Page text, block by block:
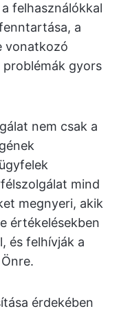
felhasználókkal
a
vonatkozó
problémák gyors
nem csak a
mind
megnyeri, akik
értékelésekben
és felhívják a
érdekében